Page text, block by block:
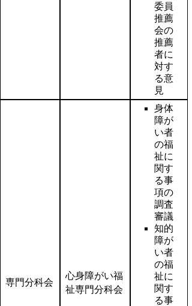
委員
推薦
会の
推薦
者に
対す
る意
見
専門分科会
心身障がい福
祉専門分科会
身体
障が
い者
の福
祉に
関す
る事
項の
調査
審議
知的
障が
い者
の福
祉に
関す
る事